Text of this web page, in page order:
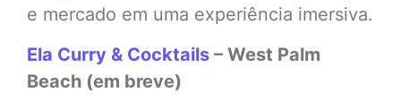
e mercado em uma experiência imersiva.
Ela Curry & Cocktails – West Palm
Beach (em breve)